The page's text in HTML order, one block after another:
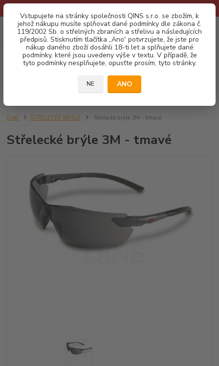
Vstupujete na stránky společnosti QINS s.r.o. se zbožím, k
jehož nákupu musíte splňovat dané podmínky dle zákona č.
119/2002 Sb. o střelných zbraních a střelivu a následujících
předpisů. Stisknutím tlačítka „Ano“ potvrzujete, že jste pro
nákup daného zboží dosáhli 18-ti let a splňujete dané
podmínky, které jsou uvedeny výše v textu. V případě, že
tyto podmínky nesplňujete, opusťte prosím, tyto stránky.
NE ANO
Menu
CZK 0
za0,00 Kč
Úvod STŘELECKÉ BRÝLE Střelecké brýle 3M - tmavé
Střelecké brýle 3M - tmavé